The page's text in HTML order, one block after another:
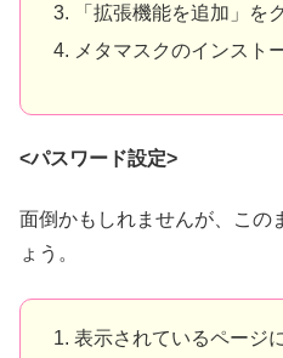
「拡張機能を追加」を
メタマスクのインスト
<パスワード設定>
面倒かもしれませんが、この
ょう。
表示されているページ